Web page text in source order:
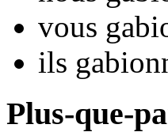
vous
ils
Plus-que-